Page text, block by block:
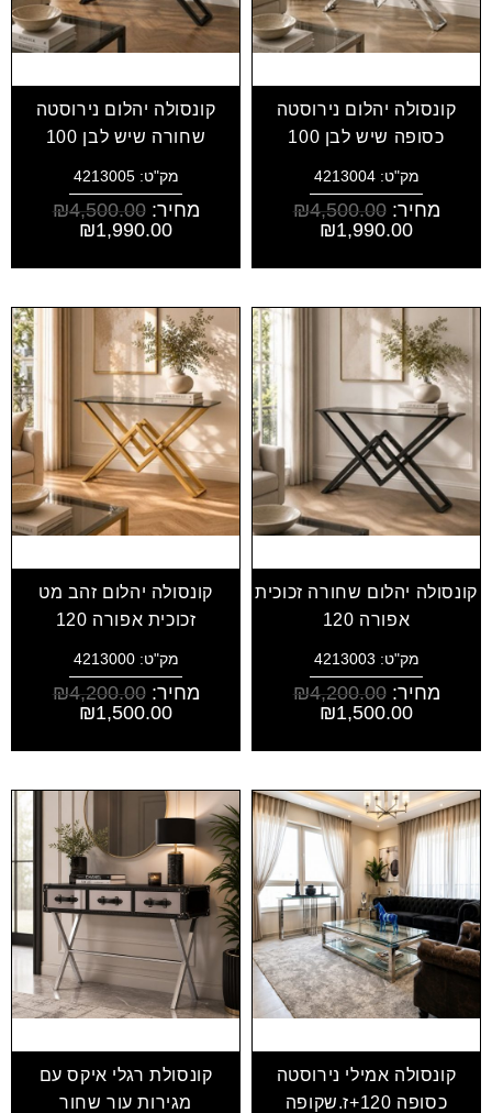
קונסולה יהלום נירוסטה
כסופה שיש לבן 100
מק"ט: 4213004
מחיר: ₪4,500.00
₪1,990.00
קונסולה יהלום נירוסטה
שחורה שיש לבן 100
מק"ט: 4213005
מחיר: ₪4,500.00
₪1,990.00
קונסולה יהלום שחורה זכוכית
אפורה 120
מק"ט: 4213003
מחיר: ₪4,200.00
₪1,500.00
קונסולה יהלום זהב מט
זכוכית אפורה 120
מק"ט: 4213000
מחיר: ₪4,200.00
₪1,500.00
קונסולה אמילי נירוסטה
כסופה 120+ז.שקופה
קונסולת רגלי איקס עם
מגירות עור שחור